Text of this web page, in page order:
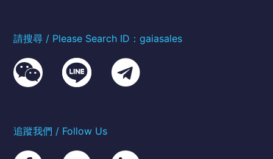
請搜尋 / Please Search ID：gaiasales
追蹤我們 / Follow Us